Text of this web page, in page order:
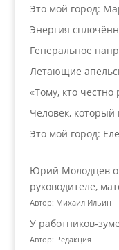
Это мой город:
Энергия
Генеральное
Летающие
«Тому, кто честно
Человек, который
Это мой город:
Юрий Молодцев о
руководителе,
Автор: Михаил Ильин
У
Автор: Редакция